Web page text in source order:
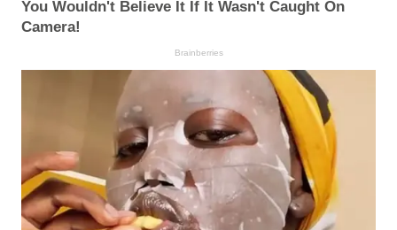
You Wouldn't Believe It If It Wasn't Caught On
Camera!
Brainberries